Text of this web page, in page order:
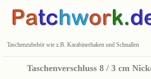
Taschenzubehör wie z.B. Karabinerhaken und Schnallen
Taschenverschluss 8 / 3 cm